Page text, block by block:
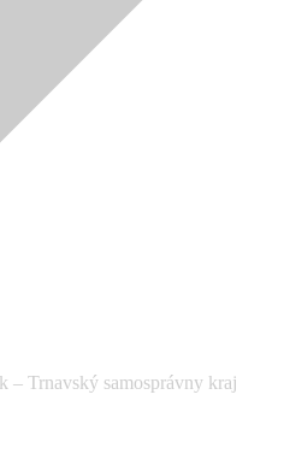
– Trnavský samosprávny kraj